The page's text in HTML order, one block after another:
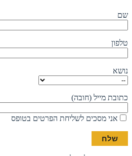
שם
טלפון
נושא
כתובת מייל (חובה)
אני מסכים לשליחת הפרטים בטופס